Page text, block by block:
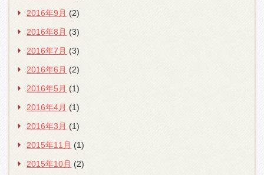
2016年9月 (2)
2016年8月 (3)
2016年7月 (3)
2016年6月 (2)
2016年5月 (1)
2016年4月 (1)
2016年3月 (1)
2015年11月 (1)
2015年10月 (2)